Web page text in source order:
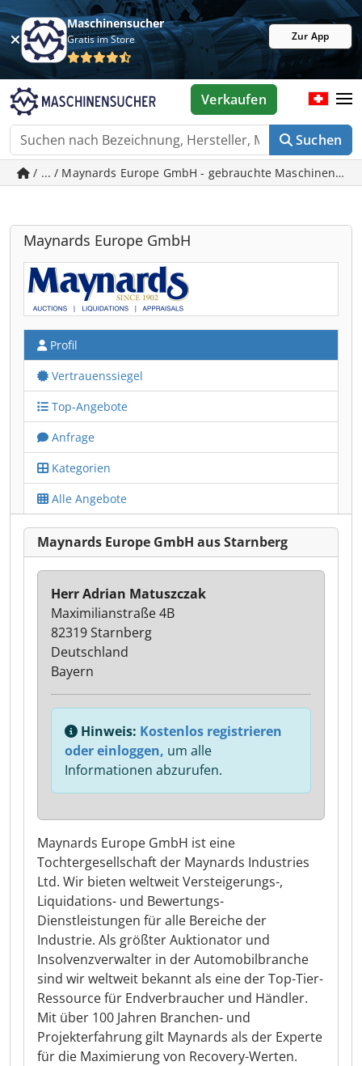
Maschinensucher
Gratis im Store Zur App
Suchen
Verkaufen
/ ... / Maynards Europe GmbH - gebrauchte Maschinen in
Maynards Europe GmbH
Profil
Vertrauenssiegel
Top-Angebote
Anfrage
Kategorien
Alle Angebote
Maynards Europe GmbH aus Starnberg
Maynards Europe GmbH ist eine
Tochtergesellschaft der Maynards Industries
Ltd. Wir bieten weltweit Versteigerungs-,
Liquidations- und Bewertungs-
Dienstleistungen für alle Bereiche der
Industrie. Als größter Auktionator und
Insolvenzverwalter in der Automobilbranche
sind wir weltweit bekannt als eine der Top-Tier-
Ressource für Endverbraucher und Händler.
Mit über 100 Jahren Branchen- und
Projekterfahrung gilt Maynards als der Experte
für die Maximierung von Recovery-Werten.
Herr Adrian Matuszczak
Maximilianstraße 4B
82319 Starnberg
Deutschland
Bayern
Hinweis: Kostenlos registrieren
oder einloggen, um alle
Informationen abzurufen.